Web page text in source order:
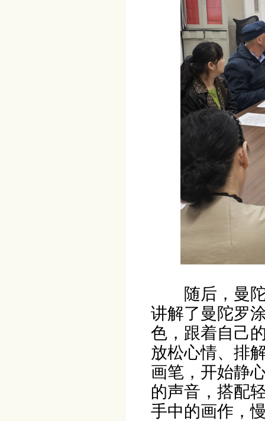
随后，曼
讲解了曼陀罗
色，跟着自己
放松心情、排
画笔，开始静
的声音，搭配
手中的画作，